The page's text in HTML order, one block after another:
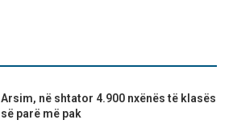
Arsim, në shtator 4.900 nxënës të klasës
së parë më pak